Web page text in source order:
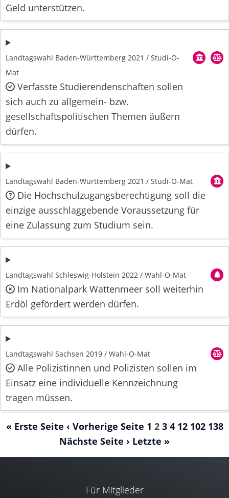
Geld unterstützen.
Landtagswahl Baden-Württemberg 2021 / Studi-O-
Mat
Verfasste Studierendenschaften sollen
sich auch zu allgemein- bzw.
gesellschaftspolitischen Themen äußern
dürfen.
Landtagswahl Baden-Württemberg 2021 / Studi-O-Mat
Die Hochschulzugangsberechtigung soll die
einzige ausschlaggebende Voraussetzung für
eine Zulassung zum Studium sein.
Landtagswahl Schleswig-Holstein 2022 / Wahl-O-Mat
Im Nationalpark Wattenmeer soll weiterhin
Erdöl gefördert werden dürfen.
Landtagswahl Sachsen 2019 / Wahl-O-Mat
Alle Polizistinnen und Polizisten sollen im
Einsatz eine individuelle Kennzeichnung
tragen müssen.
« Erste Seite ‹ Vorherige Seite 1 2 3 4 12 102 138
Nächste Seite › Letzte »
Für Mitglieder